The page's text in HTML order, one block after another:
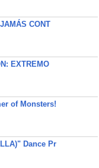
CONT
EXTREMO
of Monsters!
Dance Pr